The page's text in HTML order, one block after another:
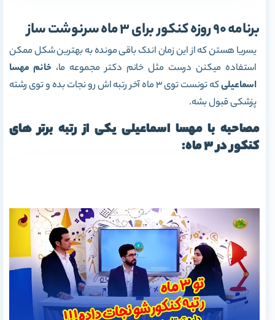
برنامه 90 روزه کنکور برای 3 ماه سرنوشت ساز
یسریا هستن که از این زمان اندک باقی مونده به بهترین شکل ممکن
استفاده میکنن درست مثل خانم دکتر مجموعه ما، خانم مهسا
اسماعیلی
که تونست توی 3 ماه آخر رتبه اش رو نجات بده و توی رشته
پزشکی قبول بشه.
مصاحبه با مهسا اسماعیلی یکی از رتبه برتر های
کنکور در 3 ماه: